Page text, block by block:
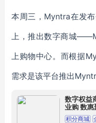
本周三， Myntra在发
上，推出数字商城
上购物中心。而根据
需求是该平台推出
数字权益
业购 数
积分商城